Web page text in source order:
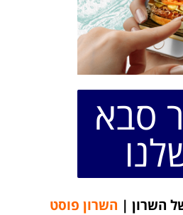
סבא
השרון | השרון פוסט